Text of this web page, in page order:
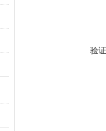
验